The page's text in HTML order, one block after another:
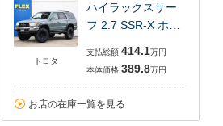
トヨタ
ハイラックスサー
フ 2.7 SSR-X ホ…
支払総額 414.1万円
本体価格 389.8万円
お店の在庫一覧を見る